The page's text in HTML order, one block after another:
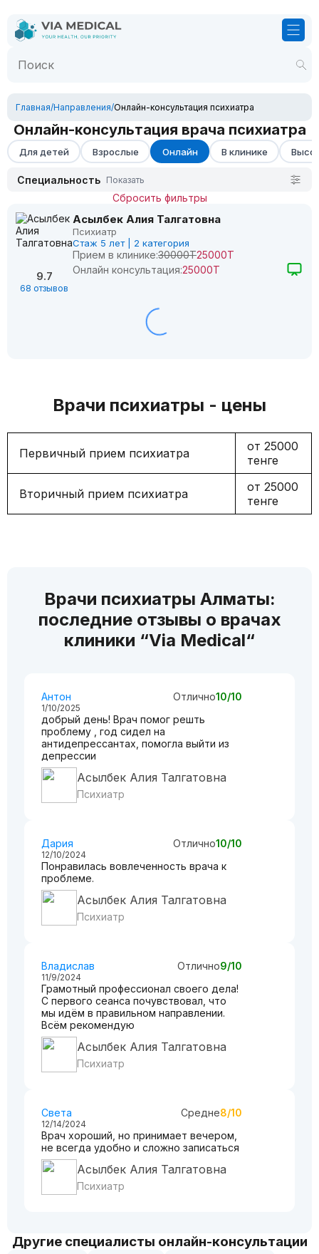
Главная/Направления/Онлайн-консультация психиатра
Онлайн-консультация врача психиатра
Для детей Взрослые Онлайн В клинике
Специальность Показать
Сбросить фильтры
9.7
68 отзывов
Асылбек Алия Талгатовна
Психиатр
Стаж 5 лет | 2 категория
Прием в клинике:30000Т25000Т
Онлайн консультация:25000Т
Врачи психиатры - цены
Первичный прием психиатра
от 25000
тенге
Вторичный прием психиатра
от 25000
тенге
Врачи психиатры Алматы:
последние отзывы о врачах
клиники “Via Medical“
Антон Отлично10/10
1/10/2025
добрый день! Врач помог решть
проблему , год сидел на
антидепрессантах, помогла выйти из
депрессии
Асылбек Алия Талгатовна
Психиатр
Дария Отлично10/10
12/10/2024
Понравилась вовлеченность врача к
проблеме.
Асылбек Алия Талгатовна
Психиатр
Владислав Отлично9/10
11/9/2024
Грамотный профессионал своего дела!
С первого сеанса почувствовал, что
мы идём в правильном направлении.
Всём рекомендую
Асылбек Алия Талгатовна
Психиатр
Света Средне8/10
12/14/2024
Врач хороший, но принимает вечером,
не всегда удобно и сложно записаться
Асылбек Алия Талгатовна
Психиатр
Другие специалисты онлайн-консультации